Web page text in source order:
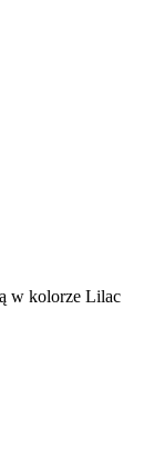
w kolorze Lilac